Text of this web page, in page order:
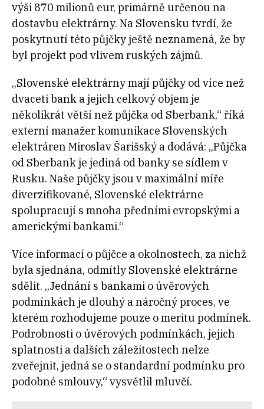
výši 870 milionů eur, primárně určenou na
dostavbu elektrárny. Na Slovensku tvrdí, že
poskytnutí této půjčky ještě neznamená, že by
byl projekt pod vlivem ruských zájmů.
„Slovenské elektrárny mají půjčky od více než
dvaceti bank a jejich celkový objem je
několikrát větší než půjčka od Sberbank,“ říká
externí manažer komunikace Slovenských
elektráren Miroslav Šarišský a dodává: „Půjčka
od Sberbank je jediná od banky se sídlem v
Rusku. Naše půjčky jsou v maximální míře
diverzifikované, Slovenské elektrárne
spolupracují s mnoha předními evropskými a
americkými bankami.“
Více informací o půjčce a okolnostech, za nichž
byla sjednána, odmítly Slovenské elektrárne
sdělit. „Jednání s bankami o úvěrových
podmínkách je dlouhý a náročný proces, ve
kterém rozhodujeme pouze o meritu podmínek.
Podrobnosti o úvěrových podmínkách, jejich
splatnosti a dalších záležitostech nelze
zveřejnit, jedná se o standardní podmínku pro
podobné smlouvy,“ vysvětlil mluvčí.